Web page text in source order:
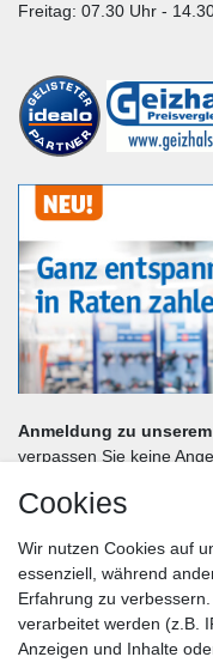
Freitag: 07.30 Uhr -
Anmeldung zu
verpassen Sie keine
Nachname*
E-Mail*
Cookies
Wir nutzen Cookies auf
essenziell, während
Erfahrung zu
verarbeitet werden (z.B.
Anzeigen und Inhalte